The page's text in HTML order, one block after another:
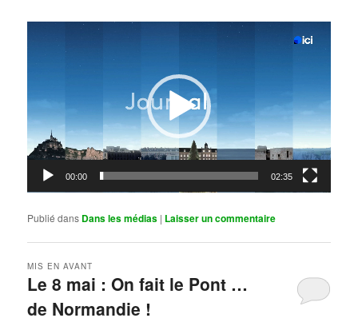
00:00 02:35
Publié dans Dans les médias | Laisser un commentaire
Le 8 mai : On fait le Pont …
de Normandie !
MIS EN AVANT